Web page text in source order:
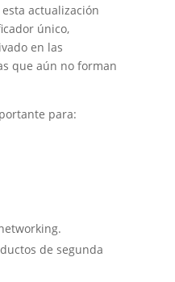
actualización
único,
en las
que aún no forman
para:
de segunda